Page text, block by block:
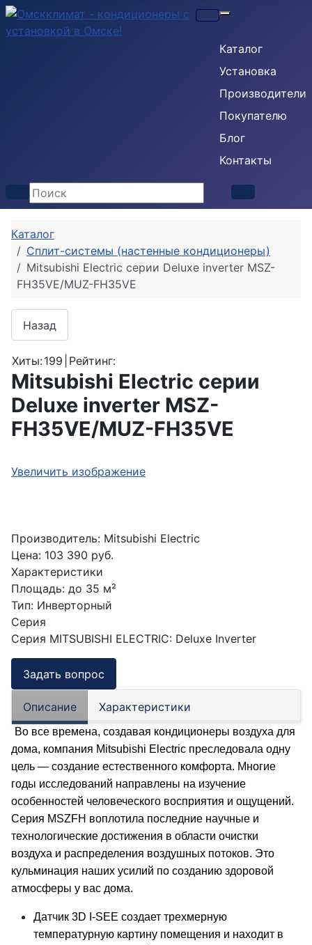
Каталог
Установка
Производители
Покупателю
Блог
Контакты
Каталог
Сплит-системы (настенные кондиционеры)
Mitsubishi Electric серии Deluxe inverter MSZ-
FH35VE/MUZ-FH35VE
Хиты:199 Рейтинг:
Mitsubishi Electric серии
Deluxe inverter MSZ-
FH35VE/MUZ-FH35VE
Увеличить изображение
Производитель: Mitsubishi Electric
Цена: 103 390 руб.
Характеристики
Площадь: до 35 м²
Тип: Инверторный
Серия
Серия MITSUBISHI ELECTRIC: Deluxe Inverter
Задать вопрос
Описание Характеристики
Во все времена, создавая кондиционеры воздуха для
дома, компания Mitsubishi Electric преследовала одну
цель — создание естественного комфорта. Многие
годы исследований направлены на изучение
особенностей человеческого восприятия и ощущений.
Серия MSZFH воплотила последние научные и
технологические достижения в области очистки
воздуха и распределения воздушных потоков. Это
кульминация наших усилий по созданию здоровой
атмосферы у вас дома.
Датчик 3D I-SEE создает трехмерную
температурную картину помещения и находит в